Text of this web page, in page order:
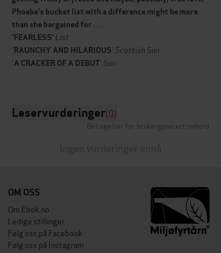
Phoebe's bucket list with a difference might be more
than she bargained for . . .
'FEARLESS' List
'RAUNCHY AND HILARIOUS' Scottish Sun
'A CRACKER OF A DEBUT' Sun
Leservurderinger(0)
Betingelser for brukergenerert innhold
Ingen vurderinger ennå
OM OSS
Om Ebok.no
Ledige stillinger
Følg oss på Facebook
Følg oss på Instagram